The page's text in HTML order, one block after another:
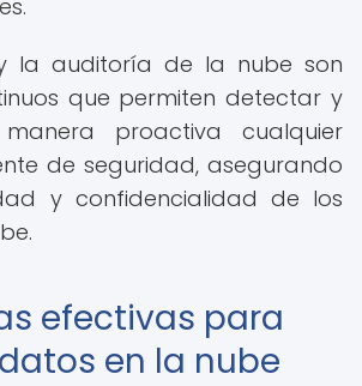
la auditoría de la nube son
que permiten detectar y
proactiva cualquier
de seguridad, asegurando
y confidencialidad de los
efectivas para
en la nube